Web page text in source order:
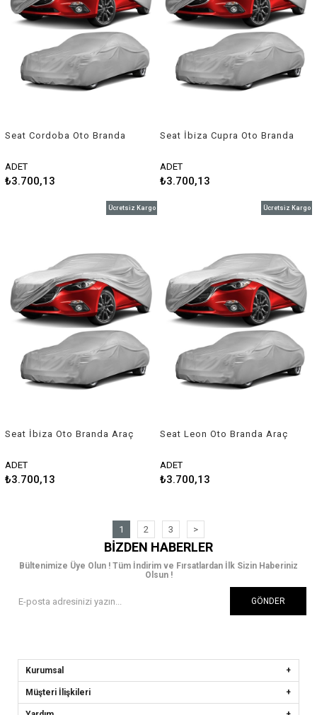
Seat Cordoba Oto Branda
ADET
₺3.700,13
Seat İbiza Cupra Oto Branda
ADET
₺3.700,13
Seat İbiza Oto Branda Araç
ADET
₺3.700,13
Ücretsiz Kargo
Seat Leon Oto Branda Araç
ADET
₺3.700,13
Ücretsiz Kargo
1 2 3 >
BIZDEN HABERLER
Bültenimize Üye Olun ! Tüm İndirim ve Fırsatlardan İlk Sizin Haberiniz
Olsun !
GÖNDER
Kurumsal
Müşteri İlişkileri